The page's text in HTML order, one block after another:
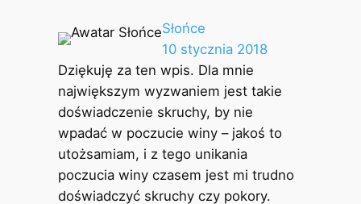
Słońce
10 stycznia 2018
Dziękuję za ten wpis. Dla mnie
największym wyzwaniem jest takie
doświadczenie skruchy, by nie
wpadać w poczucie winy – jakoś to
utożsamiam, i z tego unikania
poczucia winy czasem jest mi trudno
doświadczyć skruchy czy pokory.